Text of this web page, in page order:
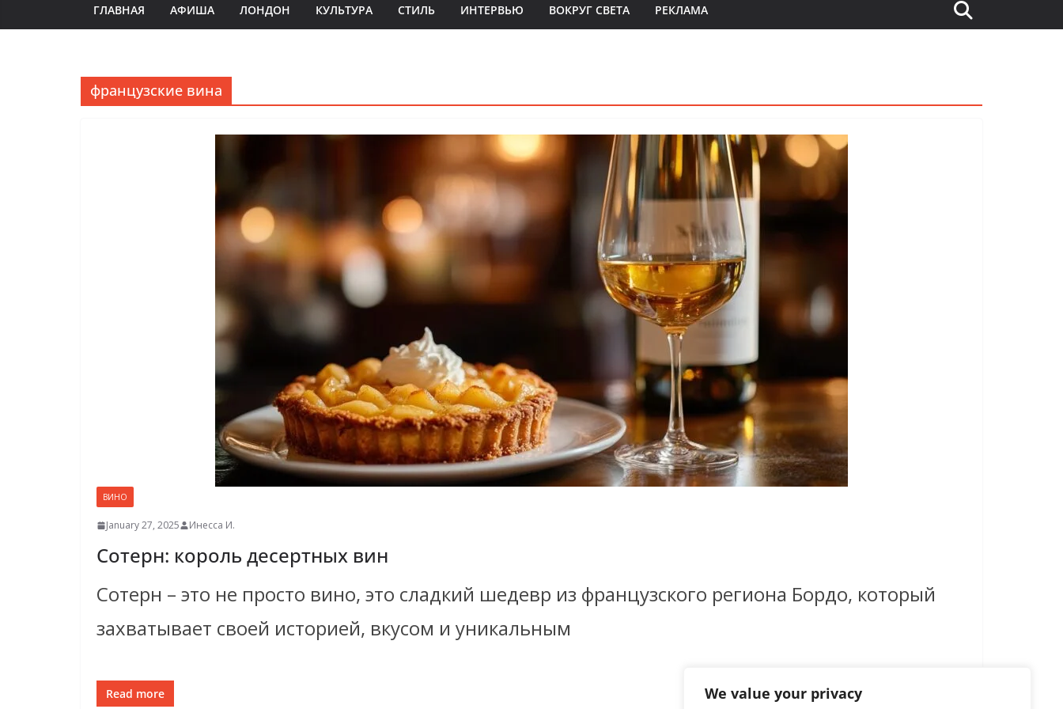
We value your privacy
ГЛАВНАЯ АФИША ЛОНДОН КУЛЬТУРА СТИЛЬ ИНТЕРВЬЮ ВОКРУГ СВЕТА РЕКЛАМА
французские вина
ВИНО
January 27, 2025 Инесса И.
Сотерн: король десертных вин
Сотерн – это не просто вино, это сладкий шедевр из французского региона Бордо, который
захватывает своей историей, вкусом и уникальным
Read more